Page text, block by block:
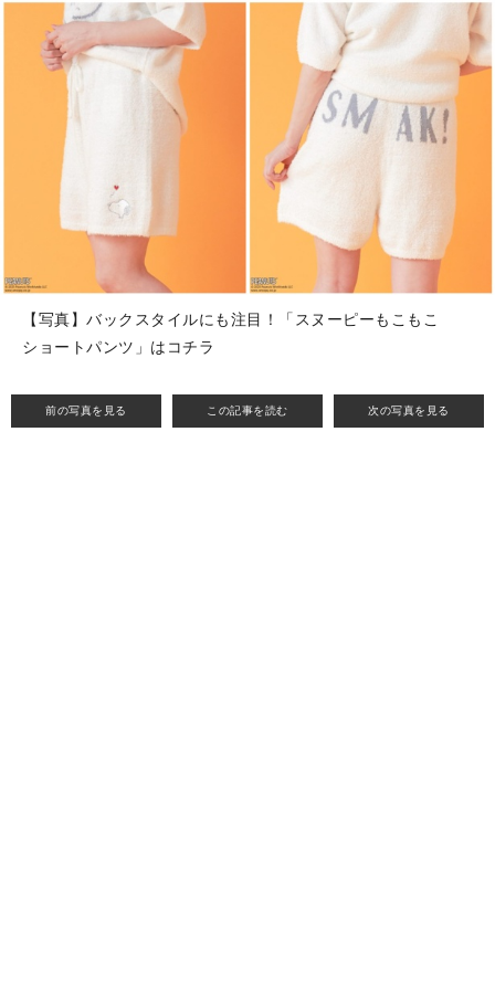
前の写真を見る この記事を読む 次の写真を見る
【写真】バックスタイルにも注目！「スヌーピーもこもこ
ショートパンツ」はコチラ